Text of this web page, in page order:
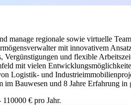
manage regionale sowie virtuelle
mit innovativem
Vergünstigungen und flexible
mit vielen
Logistik- und
im Bauwesen und 8 Jahre Erfahrung in
€ pro Jahr.